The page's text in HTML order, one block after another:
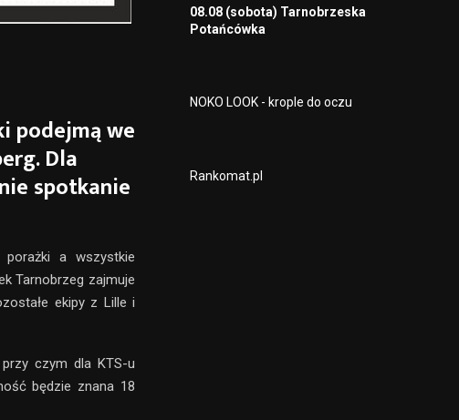
podejmą we
Dla
spotkanie
a wszystkie
Tarnobrzeg zajmuje
ekipy z Lille i
czym dla KTS-u
będzie znana 18
08.08 (sobota) Tarnobrzeska
Potańcówka
NOKO LOOK - krople do oczu
Rankomat.pl